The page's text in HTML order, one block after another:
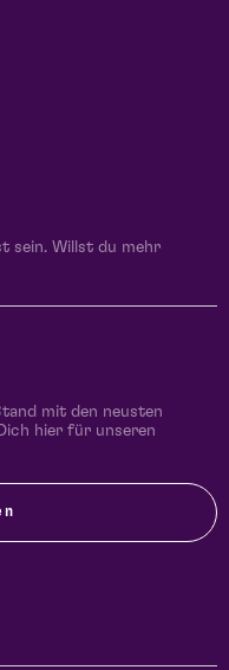
sein. Willst du mehr
mit den neusten
hier für unseren